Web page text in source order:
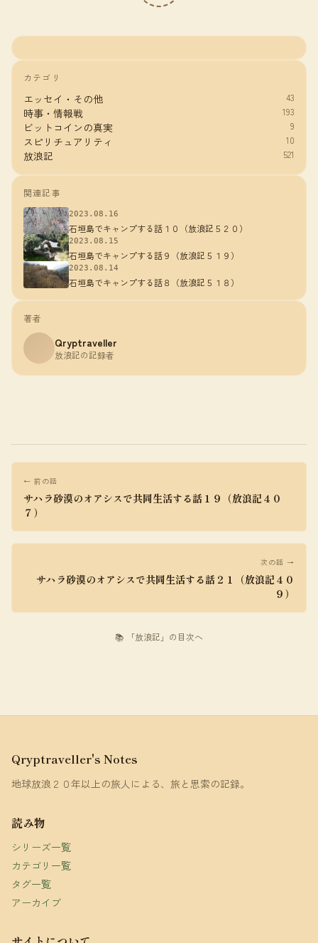
カテゴリ
エッセイ・その他 43
時事・情報戦 193
ビットコインの真実 9
スピリチュアリティ 10
放浪記 521
関連記事
2023.08.16
石垣島でキャンプする話１０（放浪記５２０）
2023.08.15
石垣島でキャンプする話９（放浪記５１９）
2023.08.14
石垣島でキャンプする話８（放浪記５１８）
著者
Qryptraveller
放浪記の記録者
← 前の話
サハラ砂漠のオアシスで共同生活する話１９（放浪記４０
７）
次の話 →
サハラ砂漠のオアシスで共同生活する話２１（放浪記４０
９）
📚 「放浪記」の目次へ
Qryptraveller's Notes
地球放浪２０年以上の旅人による、旅と思索の記録。
読み物
シリーズ一覧
カテゴリ一覧
タグ一覧
アーカイブ